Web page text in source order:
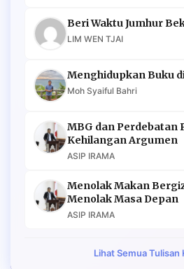
Beri Waktu Jumhur
LIM WEN TJAI
Menghidupkan Buku
Moh Syaiful Bahri
MBG dan Perdebatan
Kehilangan Argumen
ASIP IRAMA
Menolak Makan
Menolak Masa Depan
ASIP IRAMA
Lihat Semua Tulisan